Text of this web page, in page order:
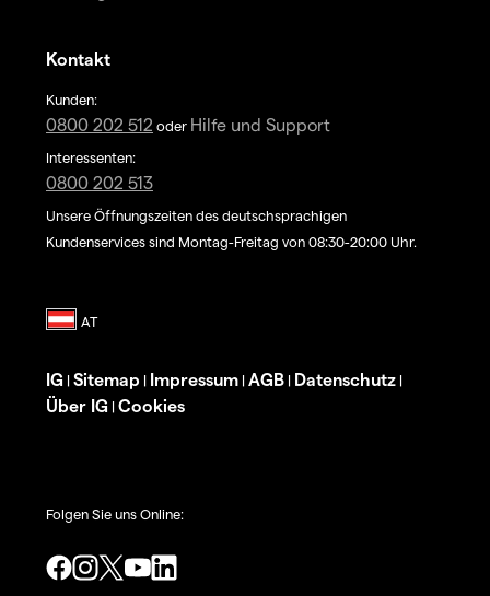
Kontakt
Kunden:
0800 202 512 oder Hilfe und Support
Interessenten:
0800 202 513
Unsere Öffnungszeiten des deutschsprachigen
Kundenservices sind Montag-Freitag von 08:30-20:00 Uhr.
IG | Sitemap | Impressum | AGB | Datenschutz |
Über IG | Cookies
Folgen Sie uns Online: